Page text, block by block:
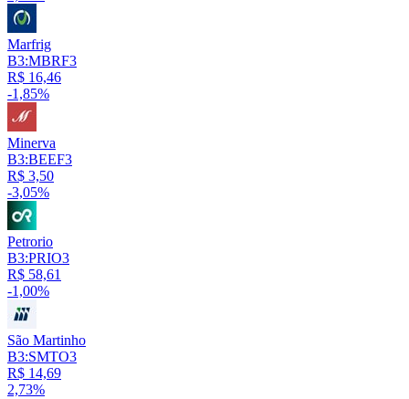
Marfrig
B3:MBRF3
R$ 16,46
-1,85%
Minerva
B3:BEEF3
R$ 3,50
-3,05%
Petrorio
B3:PRIO3
R$ 58,61
-1,00%
São Martinho
B3:SMTO3
R$ 14,69
2,73%